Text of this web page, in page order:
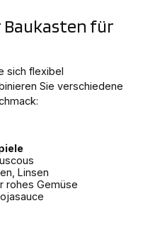
Baukasten für
sich flexibel
Sie verschiedene
Linsen
rohes Gemüse